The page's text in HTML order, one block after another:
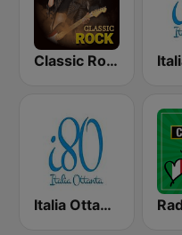
Classic Rock Station
Italia Ottanta - La musica italiana degli ottanta